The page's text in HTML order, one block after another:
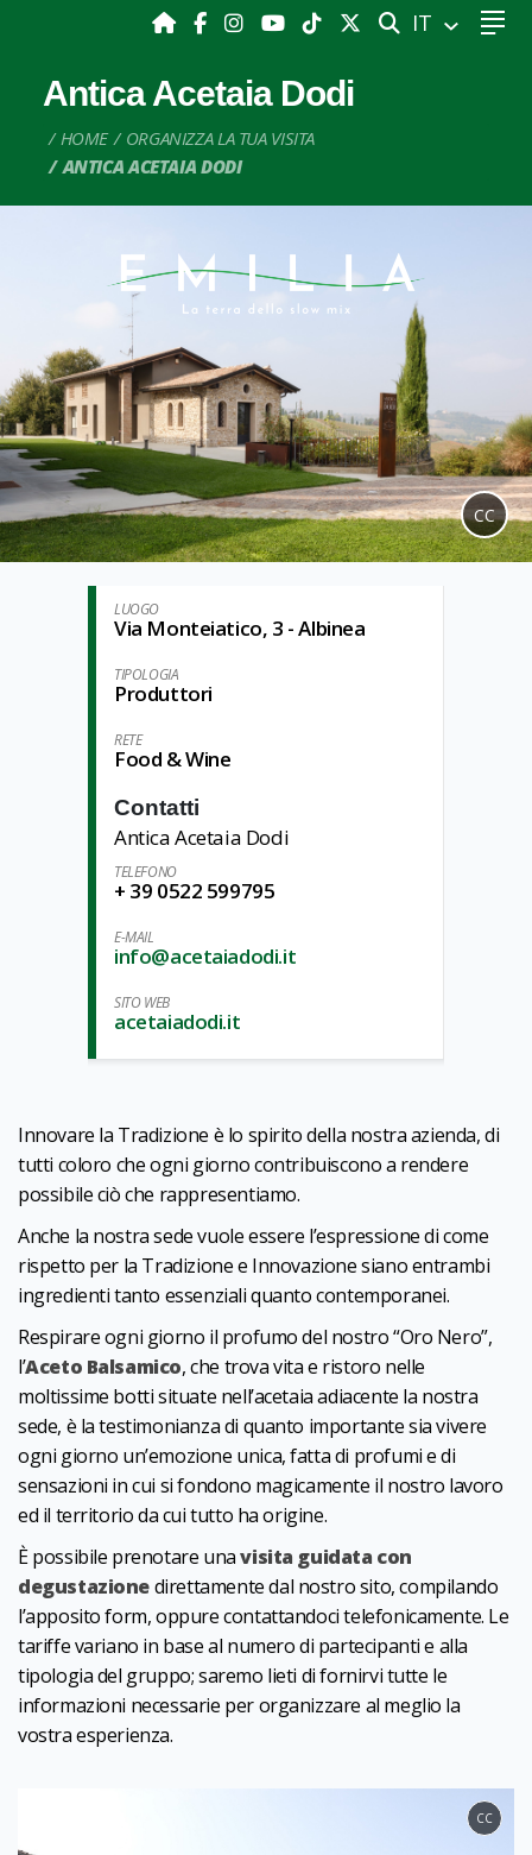
CERCA
IT
Antica Acetaia Dodi
HOME
ORGANIZZA LA TUA VISITA
ANTICA ACETAIA DODI
CC
LUOGO
Via Monteiatico, 3 - Albinea
TIPOLOGIA
Produttori
RETE
Food & Wine
Contatti
Antica Acetaia Dodi
TELEFONO
+ 39 0522 599795
E-MAIL
info@acetaiadodi.it
SITO WEB
acetaiadodi.it
Innovare la Tradizione è lo spirito della nostra azienda, di
tutti coloro che ogni giorno contribuiscono a rendere
possibile ciò che rappresentiamo.
Anche la nostra sede vuole essere l’espressione di come
rispetto per la Tradizione e Innovazione siano entrambi
ingredienti tanto essenziali quanto contemporanei.
Respirare ogni giorno il profumo del nostro “Oro Nero”,
l’Aceto Balsamico, che trova vita e ristoro nelle
moltissime botti situate nell’acetaia adiacente la nostra
sede, è la testimonianza di quanto importante sia vivere
ogni giorno un’emozione unica, fatta di profumi e di
sensazioni in cui si fondono magicamente il nostro lavoro
ed il territorio da cui tutto ha origine.
È possibile prenotare unavisita guidata con
degustazionedirettamente dal nostro sito, compilando
l’apposito form, oppure contattandoci telefonicamente. Le
tariffe variano in base al numero di partecipanti e alla
tipologia del gruppo; saremo lieti di fornirvi tutte le
informazioni necessarie per organizzare al meglio la
vostra esperienza.
CC